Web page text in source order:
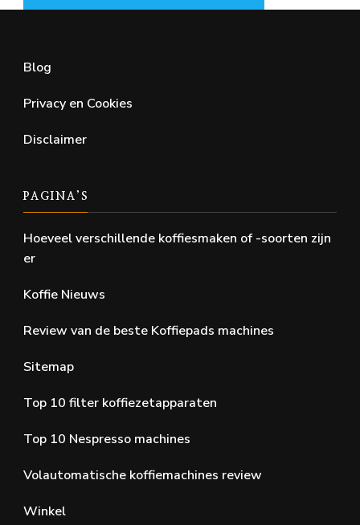
Blog
Privacy en Cookies
Disclaimer
PAGINA’S
Hoeveel verschillende koffiesmaken of -soorten zijn
er
Koffie Nieuws
Review van de beste Koffiepads machines
Sitemap
Top 10 filter koffiezetapparaten
Top 10 Nespresso machines
Volautomatische koffiemachines review
Winkel